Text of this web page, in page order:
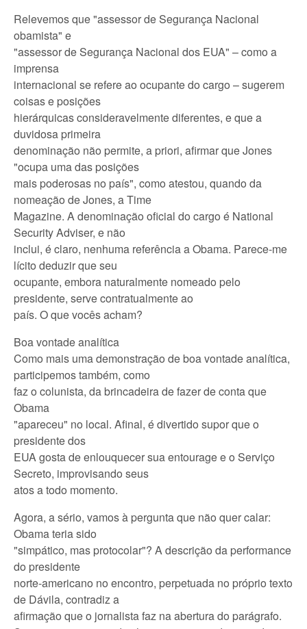
Relevemos que "assessor de Segurança Nacional
obamista" e
"assessor de Segurança Nacional dos EUA" – como a
imprensa
internacional se refere ao ocupante do cargo – sugerem
coisas e posições
hierárquicas consideravelmente diferentes, e que a
duvidosa primeira
denominação não permite, a priori, afirmar que Jones
"ocupa uma das posições
mais poderosas no país", como atestou, quando da
nomeação de Jones, a Time
Magazine. A denominação oficial do cargo é National
Security Adviser, e não
inclui, é claro, nenhuma referência a Obama. Parece-me
lícito deduzir que seu
ocupante, embora naturalmente nomeado pelo
presidente, serve contratualmente ao
país. O que vocês acham?
Boa vontade analítica
Como mais uma demonstração de boa vontade analítica,
participemos também, como
faz o colunista, da brincadeira de fazer de conta que
Obama
"apareceu" no local. Afinal, é divertido supor que o
presidente dos
EUA gosta de enlouquecer sua entourage e o Serviço
Secreto, improvisando seus
atos a todo momento.
Agora, a sério, vamos à pergunta que não quer calar:
Obama teria sido
"simpático, mas protocolar"? A descrição da performance
do presidente
norte-americano no encontro, perpetuada no próprio texto
de Dávila, contradiz a
afirmação que o jornalista faz na abertura do parágrafo.